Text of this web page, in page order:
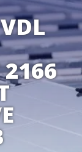
2166